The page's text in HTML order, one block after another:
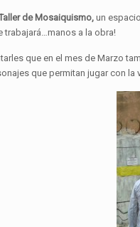
de Mosaiquismo,un
trabajará…manos a la obra!
que en el mes de Marzo
que permitan jugar con